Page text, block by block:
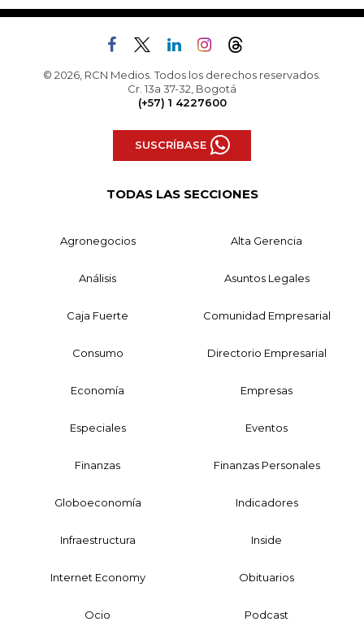
© 2026, RCN Medios. Todos los derechos reservados.
Cr. 13a 37-32, Bogotá
(+57) 1 4227600
SUSCRÍBASE
TODAS LAS SECCIONES
Agronegocios Alta Gerencia
Análisis Asuntos Legales
Caja Fuerte Comunidad Empresarial
Consumo Directorio Empresarial
Economía Empresas
Especiales Eventos
Finanzas Finanzas Personales
Globoeconomía Indicadores
Infraestructura Inside
Internet Economy Obituarios
Ocio Podcast